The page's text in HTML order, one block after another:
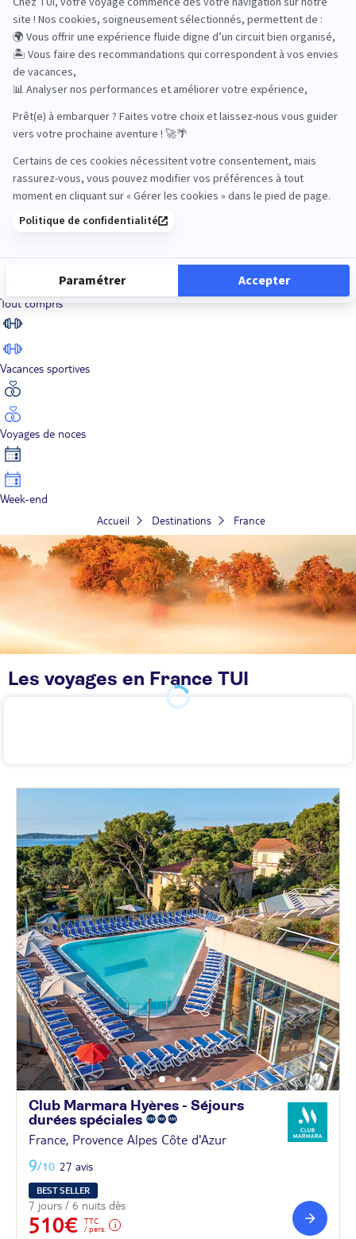
Road Trips
Sénior
Tout compris
Vacances sportives
Voyages de noces
Week-end
Accueil Destinations France
Les voyages en France TUI
Club Marmara Hyères - Séjours
durées spéciales
France, Provence Alpes Côte d'Azur
9/10 27 avis
BEST SELLER
7 jours / 6 nuits dès
510€
TTC
/ pers.